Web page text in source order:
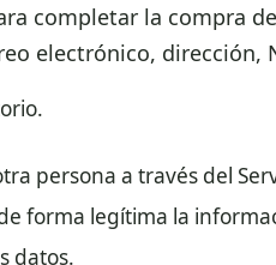
completar la compra
electrónico, dirección,
persona a través del
forma legítima la
datos.